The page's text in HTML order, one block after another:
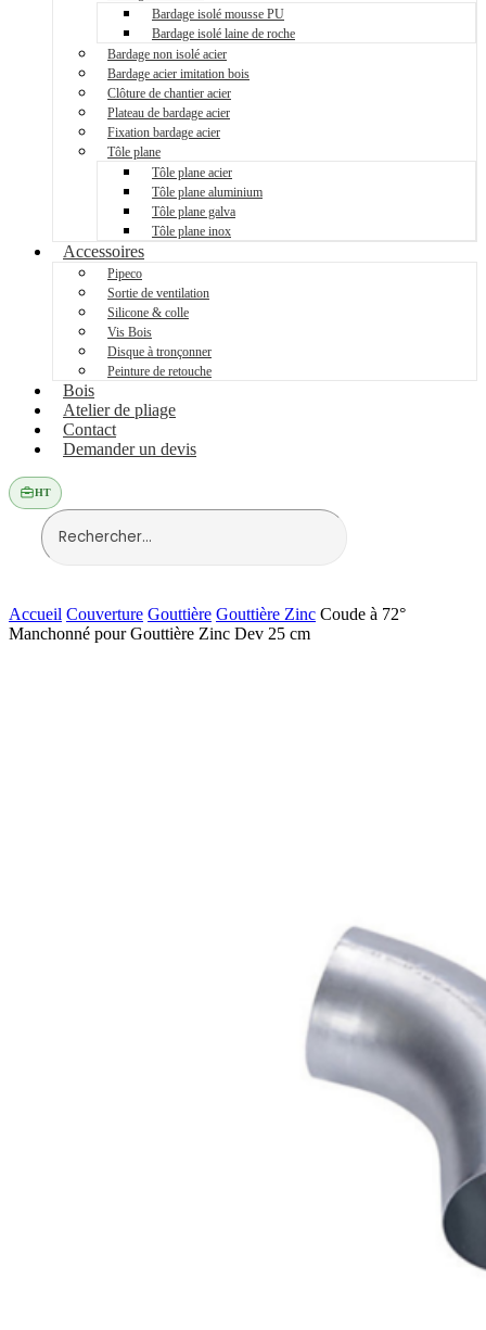
Bardage isolé mousse PU
Bardage isolé laine de roche
Bardage non isolé acier
Bardage acier imitation bois
Clôture de chantier acier
Plateau de bardage acier
Fixation bardage acier
Tôle plane
Tôle plane acier
Tôle plane aluminium
Tôle plane galva
Tôle plane inox
Accessoires
Pipeco
Sortie de ventilation
Silicone & colle
Vis Bois
Disque à tronçonner
Peinture de retouche
Bois
Atelier de pliage
Contact
Demander un devis
HT
Accueil Couverture Gouttière Gouttière Zinc Coude à 72°
Manchonné pour Gouttière Zinc Dev 25 cm